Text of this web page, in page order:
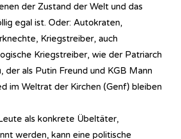
der Zustand der Welt und das
egal ist. Oder: Autokraten,
Kriegstreiber, auch
Kriegstreiber, wie der Patriarch
der als Putin Freund und KGB Mann
im Weltrat der Kirchen (Genf) bleiben
als konkrete Übeltäter,
werden, kann eine politische